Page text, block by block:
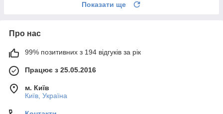
Показати ще
Про нас
99% позитивних з 194 відгуків за рік
Працює з 25.05.2016
м. Київ
Київ, Україна